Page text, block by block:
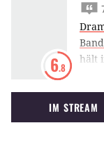
6.8
hält
IM STREAM